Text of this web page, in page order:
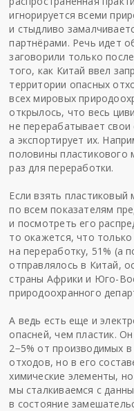
игнорируется всеми
и стыдливо
партнёрами. Речь идет
заговорили только
того, как Китай ввел
территории опасных
всех мировых
открылось, что весь
не перерабатывает
а экспортирует их.
половины пластикового
раз для переработки.
Если взять
по всем показателям
и посмотреть его
то окажется, что
на переработку, 51% (а
отправлялось в Китай,
страны Африки и Юго-
природоохранного
А ведь есть еще и
опасней, чем пластик.
2−5% от производимых
отходов, но в его
химические элементы,
мы сталкиваемся с
в состояние